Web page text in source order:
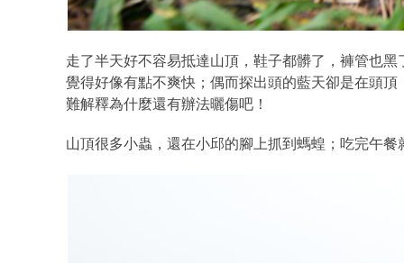
走了半天好不容易抵達山頂，鞋子都髒了，褲管也
覺得好像有點不爽快；偶而探出頭的藍天卻是在頭
難解釋為什麼還有辦法曬傷吧！
山頂很多小蟲，還在小邱的腳上抓到螞蝗；吃完午餐